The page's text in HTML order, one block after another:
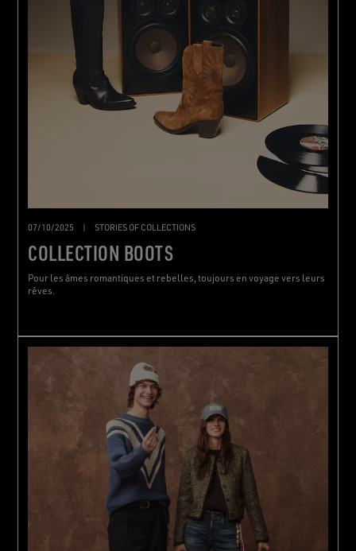
07/10/2025 STORIES OF COLLECTIONS
COLLECTION BOOTS
Pour les âmes romantiques et rebelles, toujours en voyage vers leurs
rêves.